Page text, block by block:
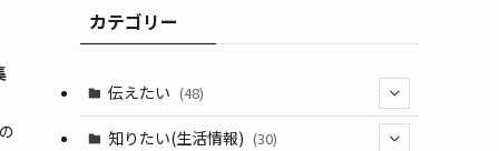
カテゴリー
伝えたい (48)
(44)
知りたい(生活情報) (30)